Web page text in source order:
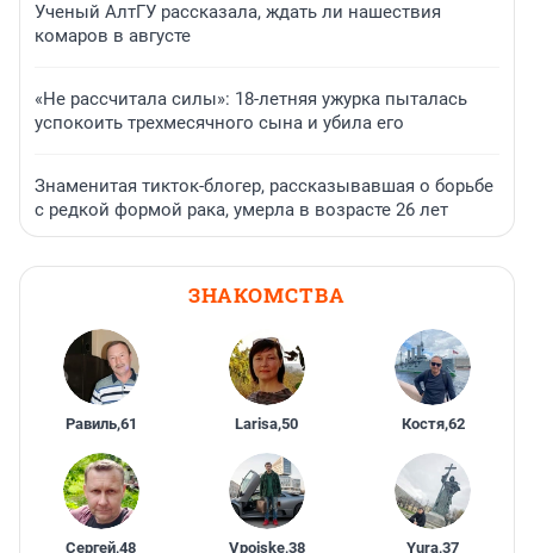
Ученый АлтГУ рассказала, ждать ли нашествия
комаров в августе
«Не рассчитала силы»: 18-летняя ужурка пыталась
успокоить трехмесячного сына и убила его
Знаменитая тикток-блогер, рассказывавшая о борьбе
с редкой формой рака, умерла в возрасте 26 лет
ЗНАКОМСТВА
Равиль,61 Larisa,50 Костя,62
Сергей,48 Vpoiske,38 Yura,37